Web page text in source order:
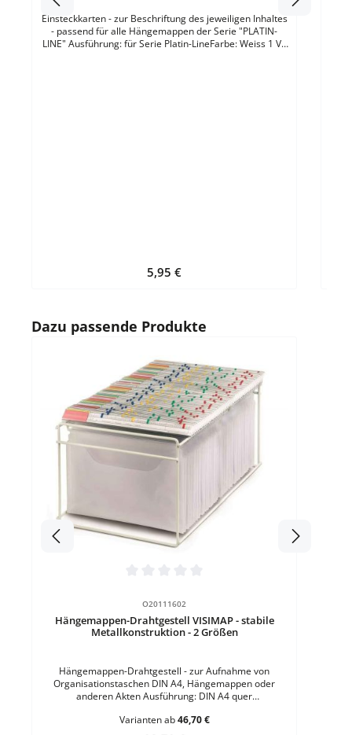
Einsteckkarten - zur Beschriftung des jeweiligen Inhaltes
- passend für alle Hängemappen der Serie "PLATIN-
LINE" Ausführung: für Serie Platin-LineFarbe: Weiss 1 VE
Regulärer Preis:
5,95 €
Produktgalerie überspringen
Dazu passende Produkte
O20111602
Hängemappen-Drahtgestell VISIMAP - stabile
Metallkonstruktion - 2 Größen
Hängemappen-Drahtgestell - zur Aufnahme von
Organisationstaschen DIN A4, Hängemappen oder
anderen Akten Ausführung: DIN A4 quer
671 x H 262 mmMaterial: Rundstahl -
Varianten ab46,70 €